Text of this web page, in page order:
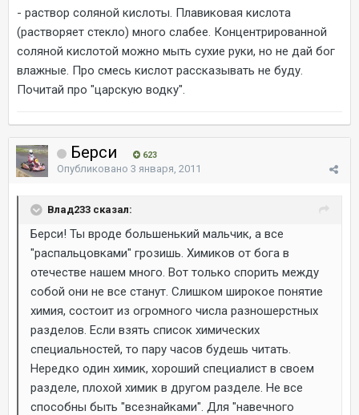
- раствор соляной кислоты. Плавиковая кислота
(растворяет стекло) много слабее. Концентрированной
соляной кислотой можно мыть сухие руки, но не дай бог
влажные. Про смесь кислот рассказывать не буду.
Почитай про "царскую водку".
Берси 623
Опубликовано 3 января, 2011
Влад233 сказал:
Берси! Ты вроде большенький мальчик, а все
"распальцовками" грозишь. Химиков от бога в
отечестве нашем много. Вот только спорить между
собой они не все станут. Слишком широкое понятие
химия, состоит из огромного числа разношерстных
разделов. Если взять список химических
специальностей, то пару часов будешь читать.
Нередко один химик, хороший специалист в своем
разделе, плохой химик в другом разделе. Не все
способны быть "всезнайками". Для "навечного